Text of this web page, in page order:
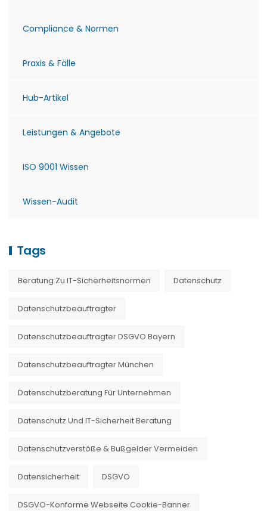
Compliance & Normen
Praxis & Fälle
Hub-Artikel
Leistungen & Angebote
ISO 9001 Wissen
Wissen-Audit
Tags
Beratung Zu IT-Sicherheitsnormen Datenschutz
Datenschutzbeauftragter
Datenschutzbeauftragter DSGVO Bayern
Datenschutzbeauftragter München
Datenschutzberatung Für Unternehmen
Datenschutz Und IT-Sicherheit Beratung
Datenschutzverstöße & Bußgelder Vermeiden
Datensicherheit DSGVO
DSGVO-Konforme Webseite Cookie-Banner